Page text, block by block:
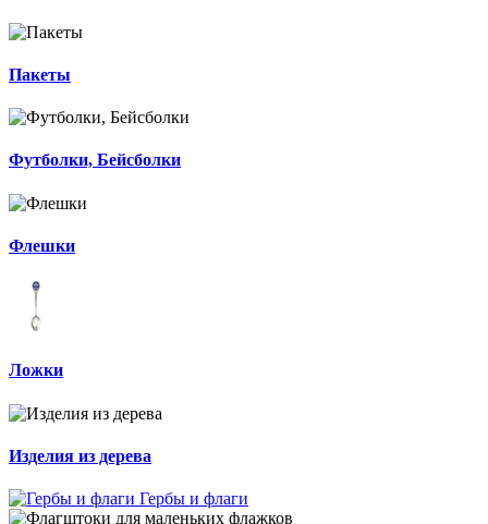
Пакеты
Футболки, Бейсболки
Флешки
Ложки
Изделия из дерева
Гербы и флаги